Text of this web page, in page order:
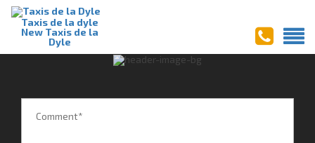
Taxis de la dyle
New Taxis de la
Dyle
VOLVO_B747 (1)